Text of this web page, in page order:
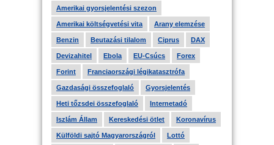
Amerikai gyorsjelentési szezon
Amerikai költségvetési vita Arany elemzése
Benzin Beutazási tilalom Ciprus DAX
Devizahitel Ebola EU-Csúcs Forex
Forint Franciaországi légikatasztrófa
Gazdasági összefoglaló Gyorsjelentés
Heti tőzsdei összefoglaló Internetadó
Iszlám Állam Kereskedési ötlet Koronavírus
Külföldi sajtó Magyarországról Lottó